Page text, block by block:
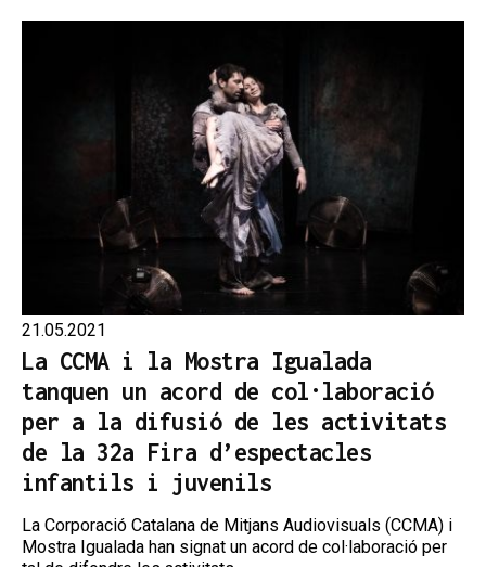
21.05.2021
La CCMA i la Mostra Igualada
tanquen un acord de col·laboració
per a la difusió de les activitats
de la 32a Fira d’espectacles
infantils i juvenils
La Corporació Catalana de Mitjans Audiovisuals (CCMA) i
Mostra Igualada han signat un acord de col·laboració per